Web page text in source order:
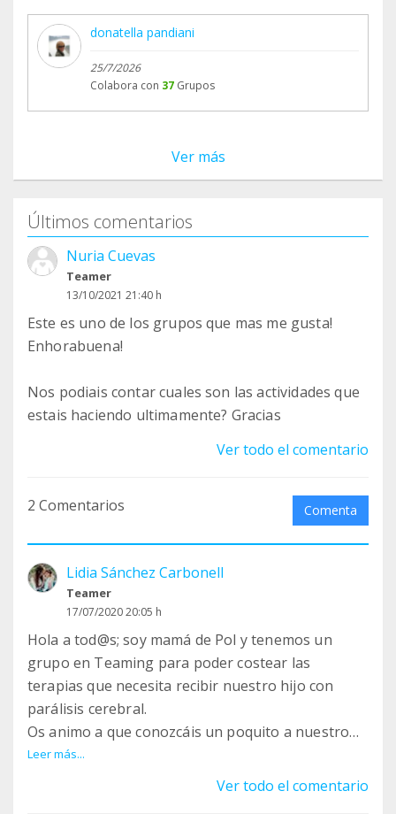
donatella pandiani
25/7/2026
Colabora con 37 Grupos
Ver más
Últimos comentarios
Nuria Cuevas
Teamer
13/10/2021 21:40 h
Este es uno de los grupos que mas me gusta!
Enhorabuena!
Nos podiais contar cuales son las actividades que
estais haciendo ultimamente? Gracias
Ver todo el comentario
2 Comentarios Comenta
Lidia Sánchez Carbonell
Teamer
17/07/2020 20:05 h
Hola a tod@s; soy mamá de Pol y tenemos un
grupo en Teaming para poder costear las
terapias que necesita recibir nuestro hijo con
parálisis cerebral.
Os animo a que conozcáis un poquito a nuestro
hijo, necesitamos un empujón de personas con
Leer más...
Ver todo el comentario